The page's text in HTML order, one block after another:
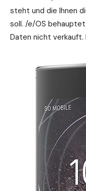
steht und die Ihnen
soll. /e/OS
Daten nicht verkauft.